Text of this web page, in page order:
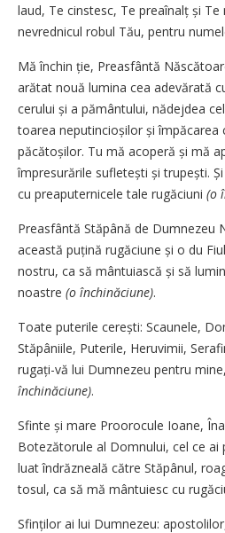
laud, Te cinstesc, Te preaînalț și
ne­vredni­cul robul Tău, pentru
Mă închin ție, Preasfântă
arătat nouă lu­mi­na cea adevărată
cerului și a pământului, nă­dej­dea
toa­rea nepu­­tincio­șilor și
păcătoșilor. Tu mă aco­peră și mă
împresurările sufletești și tru­pești.
cu prea­pu­­ter­nicele tale ru­găciuni (o
Preasfântă Stăpână de Dumnezeu
această puțină ru­­gă­ciu­ne și o du
nostru, ca să mântuiască și să
noas­tre (o închină­ciune).
Toate puterile cerești: Scaunele,
Stăpâniile, Pute­rile, He­ruvimii,
ru­gați-vă lui Dum­nezeu pentru
închinăciune).
Sfinte și mare Proorocule Ioane,
Botezătorule al Dom­­nu­lui, cel ce
luat îndrăzneală către Stăpânul,
tosul, ca să mă mântuiesc cu
Sfinților ai lui Dumnezeu: